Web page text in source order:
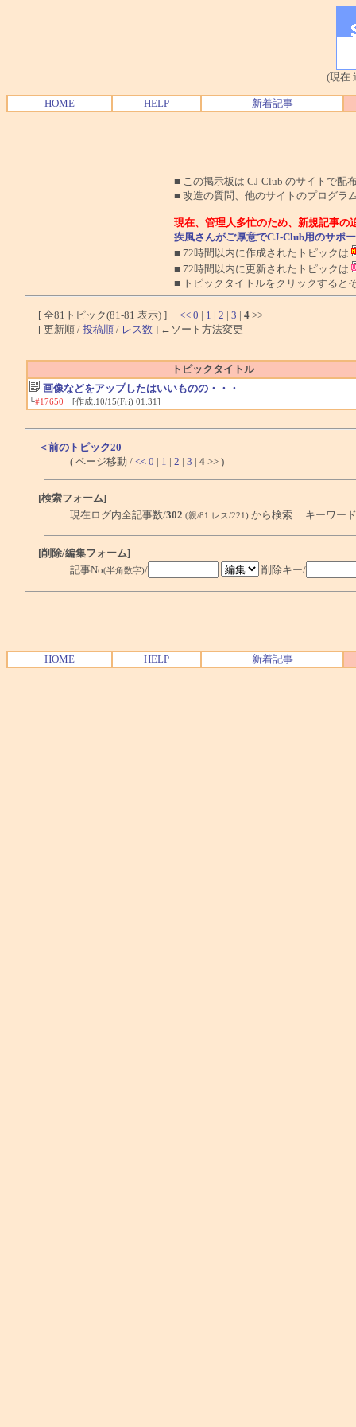
(現在
HOME HELP 新着記事
■ この掲示板は CJ-Club のサイトで配
■ 改造の質問、他のサイトのプログラ
現在、管理人多忙のため、新規記事の
疾風さんがご厚意でCJ-Club用のサポ
■ 72時間以内に作成されたトピックは
■ 72時間以内に更新されたトピックは
■ トピックタイトルをクリックすると
[ 全81トピック(81-81 表示) ] << 0 | 1 | 2 | 3 | 4 >>
[ 更新順 / 投稿順 / レス数 ] ←ソート方法変更
トピックタイトル
画像などをアップしたはいいものの・・・
└#17650 [作成:10/15(Fri) 01:31]
＜前のトピック20
( ページ移動 / << 0 | 1 | 2 | 3 | 4 >> )
[検索フォーム]
現在ログ内全記事数/302 (親/81 レス/221) から検索 キーワー
[削除/編集フォーム]
記事No(半角数字)/ 削除キー/
HOME HELP 新着記事